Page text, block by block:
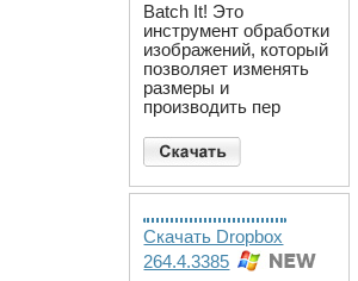
Batch It! Это
инструмент обработки
изображений, который
позволяет изменять
размеры и
производить пер
Скачать Dropbox
264.4.3385